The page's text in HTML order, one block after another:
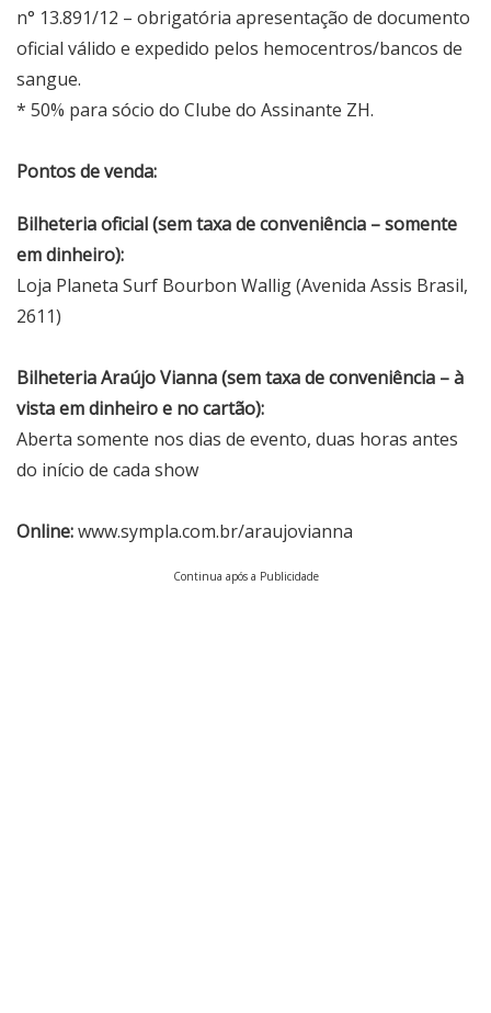
n° 13.891/12 – obrigatória apresentação de documento
oficial válido e expedido pelos hemocentros/bancos de
sangue.
* 50% para sócio do Clube do Assinante ZH.
Pontos de venda:
Bilheteria oficial (sem taxa de conveniência – somente
em dinheiro):
Loja Planeta Surf Bourbon Wallig (Avenida Assis Brasil,
2611)
Bilheteria Araújo Vianna (sem taxa de conveniência – à
vista em dinheiro e no cartão):
Aberta somente nos dias de evento, duas horas antes
do início de cada show
Online:www.sympla.com.br/araujovianna
Continua após a Publicidade